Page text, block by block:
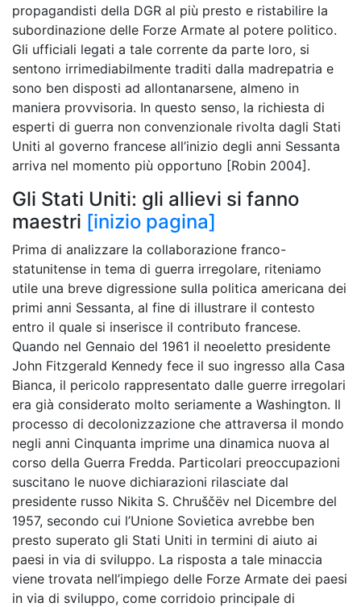
propagandisti della DGR al più presto e ristabilire la
subordinazione delle Forze Armate al potere politico.
Gli ufficiali legati a tale corrente da parte loro, si
sentono irrimediabilmente traditi dalla madrepatria e
sono ben disposti ad allontanarsene, almeno in
maniera provvisoria. In questo senso, la richiesta di
esperti di guerra non convenzionale rivolta dagli Stati
Uniti al governo francese all’inizio degli anni Sessanta
arriva nel momento più opportuno [Robin 2004].
Gli Stati Uniti: gli allievi si fanno
maestri [inizio pagina]
Prima di analizzare la collaborazione franco-
statunitense in tema di guerra irregolare, riteniamo
utile una breve digressione sulla politica americana dei
primi anni Sessanta, al fine di illustrare il contesto
entro il quale si inserisce il contributo francese.
Quando nel Gennaio del 1961 il neoeletto presidente
John Fitzgerald Kennedy fece il suo ingresso alla Casa
Bianca, il pericolo rappresentato dalle guerre irregolari
era già considerato molto seriamente a Washington. Il
processo di decolonizzazione che attraversa il mondo
negli anni Cinquanta imprime una dinamica nuova al
corso della Guerra Fredda. Particolari preoccupazioni
suscitano le nuove dichiarazioni rilasciate dal
presidente russo Nikita S. Chruščëv nel Dicembre del
1957, secondo cui l’Unione Sovietica avrebbe ben
presto superato gli Stati Uniti in termini di aiuto ai
paesi in via di sviluppo. La risposta a tale minaccia
viene trovata nell’impiego delle Forze Armate dei paesi
in via di sviluppo, come corridoio principale di